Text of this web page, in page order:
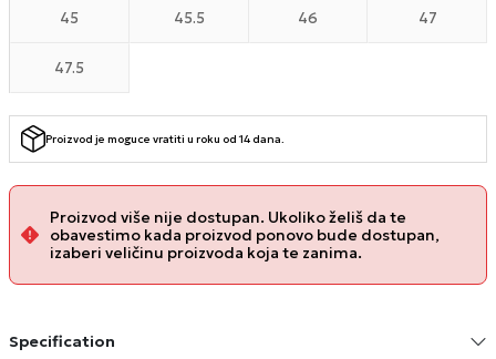
45 45.5 46 47
47.5
Proizvod je moguce vratiti u roku od 14 dana.
Proizvod više nije dostupan. Ukoliko želiš da te
obavestimo kada proizvod ponovo bude dostupan,
izaberi veličinu proizvoda koja te zanima.
Specification